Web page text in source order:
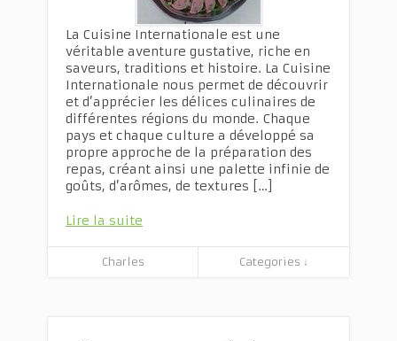
La Cuisine Internationale est une
véritable aventure gustative, riche en
saveurs, traditions et histoire. La Cuisine
Internationale nous permet de découvrir
et d’apprécier les délices culinaires de
différentes régions du monde. Chaque
pays et chaque culture a développé sa
propre approche de la préparation des
repas, créant ainsi une palette infinie de
goûts, d’arômes, de textures […]
Lire la suite
Charles Categories ↓